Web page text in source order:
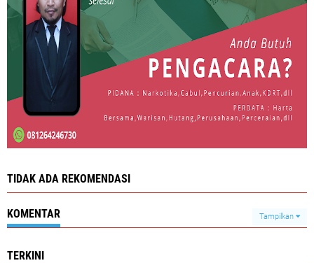
TIDAK ADA REKOMENDASI
KOMENTAR Tampilkan
TERKINI